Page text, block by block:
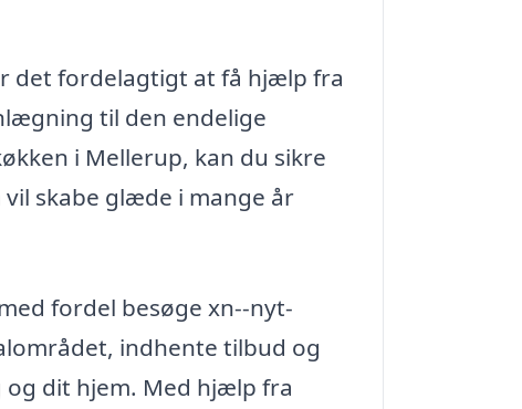
det fordelagtigt at få hjælp fra
til den endelige
i Mellerup, kan du sikre
skabe glæde i mange år
fordel besøge xn--nyt-
indhente tilbud og
dit hjem. Med hjælp fra